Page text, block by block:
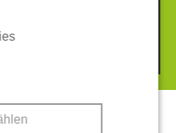
GmbH & Co. KG